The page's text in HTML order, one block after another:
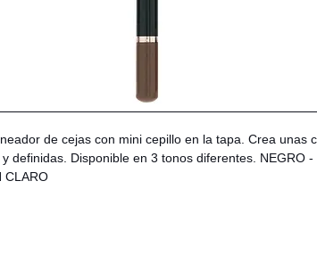
de cejas con mini cepillo en la tapa. Crea unas
definidas. Disponible en 3 tonos diferentes. NEGRO -
CLARO